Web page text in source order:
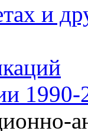
и
1990-